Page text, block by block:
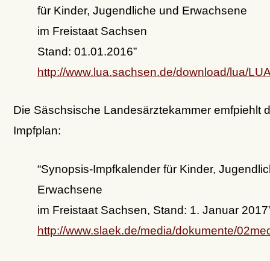
für Kinder, Jugendliche und Erwachsene
im Freistaat Sachsen
Stand: 01.01.2016”
http://www.lua.sachsen.de/download/lua/
Die Säschsische Landesärztekammer emfpiehlt
Impfplan:
“Synopsis-Impfkalender für Kinder,
Erwachsene
im Freistaat Sachsen, Stand: 1. Januar
http://www.slaek.de/media/dokumente/